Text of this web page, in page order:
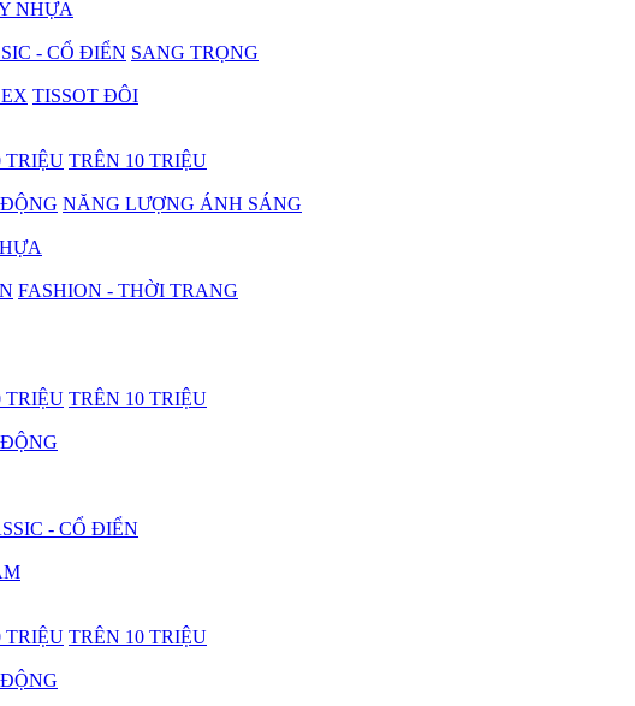
NHỰA
- CỔ ĐIỂN SANG TRỌNG
TISSOT ĐÔI
TRIỆU TRÊN 10 TRIỆU
NĂNG LƯỢNG ÁNH SÁNG
FASHION - THỜI TRANG
TRIỆU TRÊN 10 TRIỆU
- CỔ ĐIỂN
TRIỆU TRÊN 10 TRIỆU